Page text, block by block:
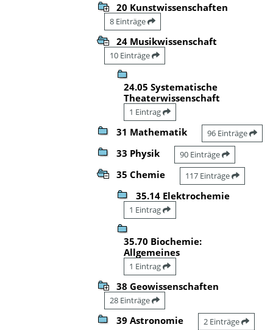
20 Kunstwissenschaften
8 Einträge
24 Musikwissenschaft
10 Einträge
24.05 Systematische
Theaterwissenschaft
1 Eintrag
31 Mathematik 96 Einträge
33 Physik 90 Einträge
35 Chemie 117 Einträge
35.14 Elektrochemie
1 Eintrag
35.70 Biochemie:
Allgemeines
1 Eintrag
38 Geowissenschaften
28 Einträge
39 Astronomie 2 Einträge